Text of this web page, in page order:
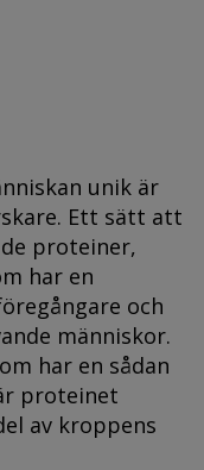
unik är
Ett sätt att
proteiner,
har en
och
människor.
har en sådan
proteinet
av kroppens